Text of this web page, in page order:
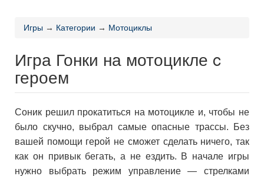
Игры → Категории → Мотоциклы
Игра Гонки на мотоцикле c
героем
Соник решил прокатиться на мотоцикле и, чтобы не
было скучно, выбрал самые опасные трассы. Без
вашей помощи герой не сможет сделать ничего, так
как он привык бегать, а не ездить. В начале игры
нужно выбрать режим управление — стрелками